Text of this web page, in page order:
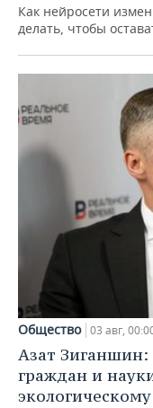
Как нейросети
делать, чтобы
Общество 03 авг,
Азат Зиганшин:
граждан и